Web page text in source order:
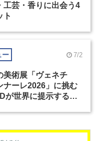
工芸・香りに出会う4
ト
ー 7/2
美術展「ヴェネチ
ナーレ2026」に挑む
が世界に提示する美